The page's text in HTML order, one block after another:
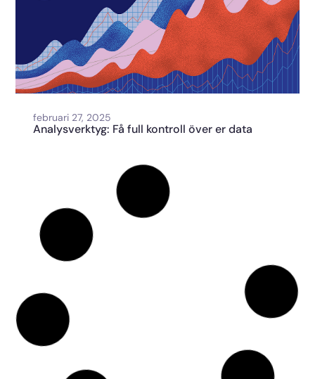
februari 27, 2025
Analysverktyg: Få full kontroll över er data